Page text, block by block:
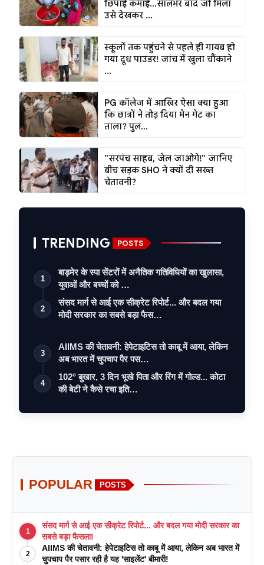
छिपाई कमाई...सालभर बाद जो मिला
उसे देखकर ...
स्कूलों तक पहुंचने से पहले ही गायब हो
गया दूध पाउडर! जांच में खुला चौंकाने
...
PG कॉलेज में आखिर ऐसा क्या हुआ
कि छात्रों ने तोड़ दिया मेन गेट का
ताला? पुल...
"सरपंच साहब, जेल जाओगे!" जानिए
बीच सड़क SHO ने क्यों दी सख्त
चेतावनी?
TRENDING POSTS
1
बाड़मेर के स्पा सेंटरों में अनैतिक गतिविधियों का खुलासा,
युवाओं और बच्चों को …
2
संसद मार्ग से आई एक सीक्रेट रिपोर्ट... और बदल गया
मोदी सरकार का सबसे बड़ा फैस…
3
AIIMS की चेतावनी: हेपेटाइटिस तो काबू में आया, लेकिन
अब भारत में चुपचाप पैर पस…
4
102° बुखार, 3 दिन भूखे पिता और रिंग में गोल्ड... कोटा
की बेटी ने कैसे रचा इति…
POPULAR POSTS
1
संसद मार्ग से आई एक सीक्रेट रिपोर्ट... और बदल गया मोदी सरकार का
सबसे बड़ा फैसला!
2
AIIMS की चेतावनी: हेपेटाइटिस तो काबू में आया, लेकिन अब भारत में
चुपचाप पैर पसार रही है यह 'साइलेंट' बीमारी!